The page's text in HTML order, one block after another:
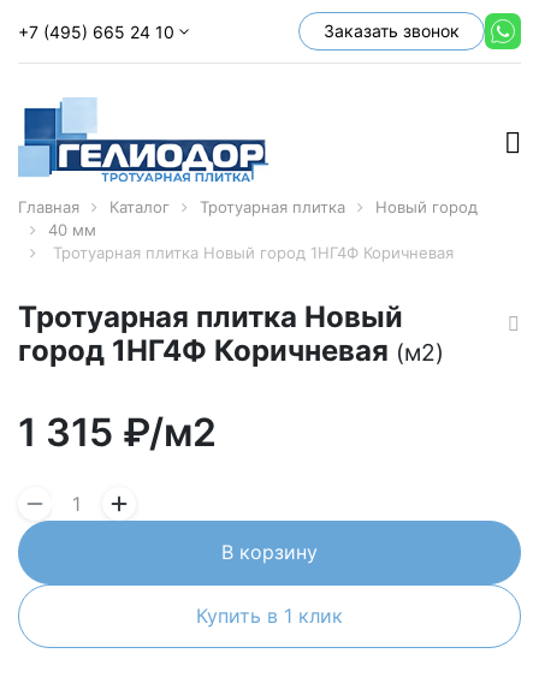
+7 (495) 665 24 10 Заказать звонок
Главная Каталог Тротуарная плитка
Новый город
40 мм
Тротуарная плитка Новый город 1НГ4Ф Коричневая
Тротуарная плитка Новый
город 1НГ4Ф Коричневая (м2)
1 315 ₽/м2
В корзину
Купить в 1 клик